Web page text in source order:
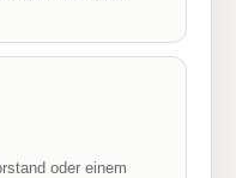
oder einem